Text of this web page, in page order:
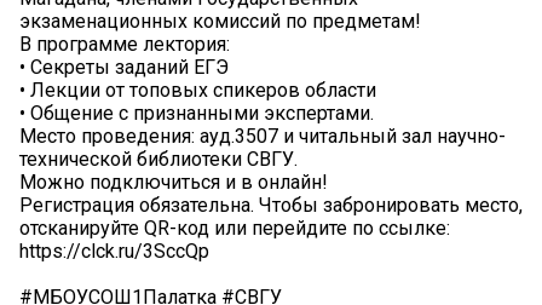
экзаменационных комиссий по предметам!
В программе лектория:
• Секреты заданий ЕГЭ
• Лекции от топовых спикеров области
• Общение с признанными экспертами.
Место проведения: ауд.3507 и читальный зал научно-
технической библиотеки СВГУ.
Можно подключиться и в онлайн!
Регистрация обязательна. Чтобы забронировать место,
отсканируйте QR-код или перейдите по ссылке:
https://clck.ru/3SccQp
#МБОУСОШ1Палатка #СВГУ